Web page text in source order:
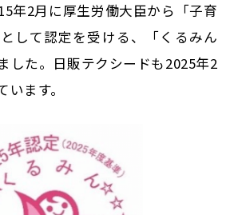
年2月に厚生労働大臣から「子育
して認定を受ける、「くるみん
した。日販テクシードも2025年2
ます。